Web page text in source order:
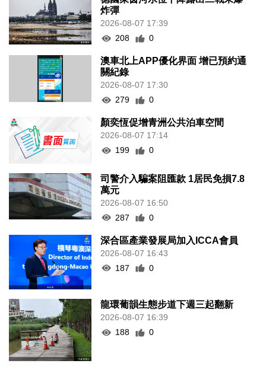
炸彈
2026-08-07 17:39
208
0
澳車北上APP優化界面 增已預約通
關紀錄
2026-08-07 17:30
279
0
顏奕恆促增青洲公共泊車空間
2026-08-07 17:14
199
0
司警介入騙案阻匯款 1居民免損7.8
萬元
2026-08-07 16:50
287
0
深合區產業發展局加入ICCA會員
2026-08-07 16:43
187
0
龍環葡韻生態步道下週三起翻新
2026-08-07 16:39
188
0